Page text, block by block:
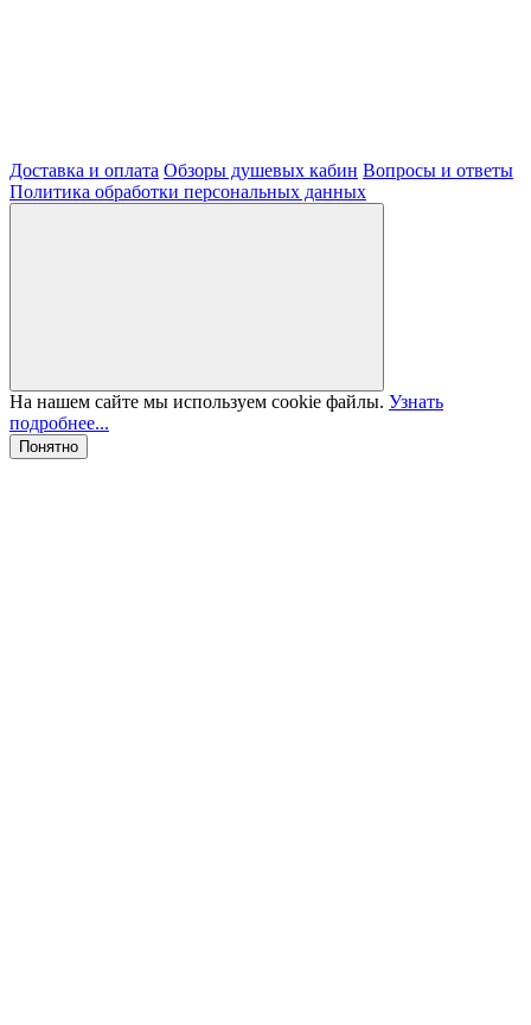
Доставка и оплата Обзоры душевых кабин Вопросы и ответы
Политика обработки персональных данных
На нашем сайте мы используем cookie файлы. Узнать
подробнее...
Понятно